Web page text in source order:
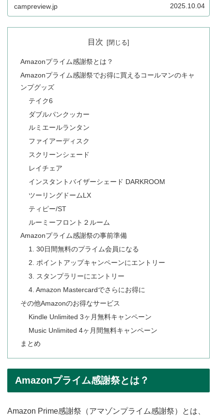
略方法、セール前の準備、セール対象となっている商品を
campreview.jp 2025.10.04
目次
Amazonプライム感謝祭とは？
Amazonプライム感謝祭でお得に買えるコールマンのキャ
ンプグッズ
テイク6
ダブルパンクッカー
ルミエールランタン
ファイアーディスク
スクリーンシェード
レイチェア
インスタントバイザーシェード DARKROOM
ツーリングドームLX
ティピー/ST
ルーミーフロント２ルーム
Amazonプライム感謝祭の事前準備
1. 30日間無料のプライム会員になる
2. ポイントアップキャンペーンにエントリー
3. スタンプラリーにエントリー
4. Amazon Mastercardでさらにお得に
その他Amazonのお得なサービス
Kindle Unlimited 3ヶ月無料キャンペーン
Music Unlimited 4ヶ月間無料キャンペーン
まとめ
Amazonプライム感謝祭とは？
Amazon Prime感謝祭（アマゾンプライム感謝祭）とは、